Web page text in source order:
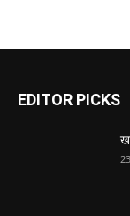
EDITOR PICKS